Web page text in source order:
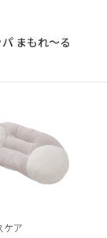
まもれ～る
ケア